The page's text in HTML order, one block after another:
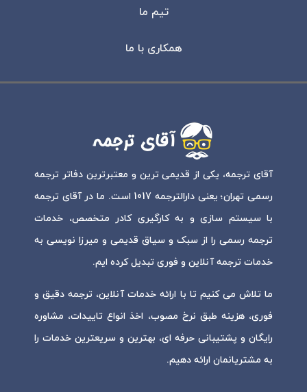
تیم ما
همکاری با ما
آقای ترجمه، یکی از قدیمی ترین و معتبرترین دفاتر ترجمه
رسمی تهران؛ یعنی دارالترجمه 1017 است. ما در آقای ترجمه
با سیستم سازی و به کارگیری کادر متخصص، خدمات
ترجمه رسمی را از سبک و سیاق قدیمی و میرزا نویسی به
خدمات ترجمه آنلاین و فوری تبدیل کرده ایم.
ما تلاش می کنیم تا با ارائه خدمات آنلاین، ترجمه دقیق و
فوری، هزینه طبق نرخ مصوب، اخذ انواع تاییدات، مشاوره
رایگان و پشتیبانی حرفه ای، بهترین و سریعترین خدمات را
به مشتریانمان ارائه دهیم.